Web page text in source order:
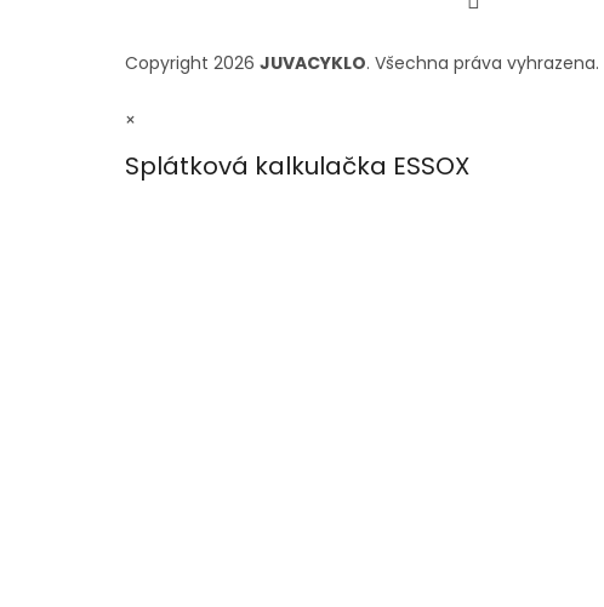
Copyright 2026 JUVACYKLO. Všechna práva vyhrazena.
×
Splátková kalkulačka ESSOX